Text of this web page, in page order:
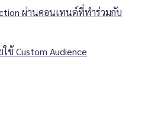
ผ่านคอนเทนต์ที่ทำร่วมกับ
ช้ Custom Audience